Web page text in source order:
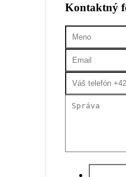
Kontaktný